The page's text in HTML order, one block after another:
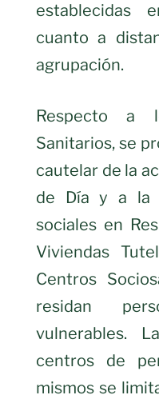
establecidas
cuanto a
agrupación.
Respecto a
Sanitarios, se
cautelar de la
de Día y a la
sociales en
Viviendas
Centros
residan
vulnerables.
centros de
mismos se